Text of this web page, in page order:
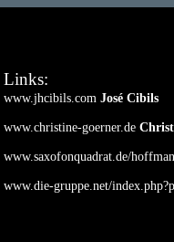
Links:
www.jhcibils.com José Cibils
www.christine-goerner.de
www.saxofonquadrat.de/
www.die-gruppe.net/